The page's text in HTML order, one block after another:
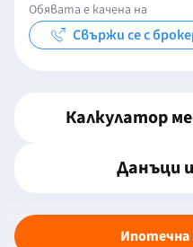
Обявата е качена на
Свържи се с
Калкулатор
Данъци
Ипотечна